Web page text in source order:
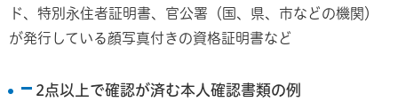
ド、特別永住者証明書、官公署（国、県、市などの機関）
が発行している顔写真付きの資格証明書など
2点以上で確認が済む本人確認書類の例